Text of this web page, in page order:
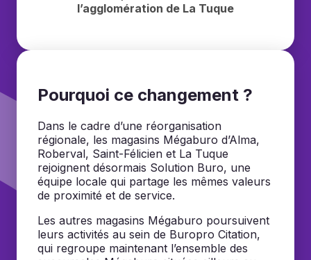
l’agglomération de La Tuque
Pourquoi ce changement ?
Dans le cadre d’une réorganisation
régionale, les magasins Mégaburo d’Alma,
Roberval, Saint-Félicien et La Tuque
rejoignent désormais Solution Buro, une
équipe locale qui partage les mêmes valeurs
de proximité et de service.
Les autres magasins Mégaburo poursuivent
leurs activités au sein de Buropro Citation,
qui regroupe maintenant l’ensemble des